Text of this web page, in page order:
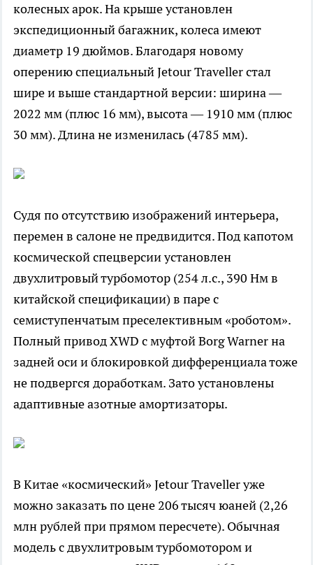
колесных арок. На крыше установлен
экспедиционный багажник, колеса имеют
диаметр 19 дюймов. Благодаря новому
оперению специальный Jetour Traveller стал
шире и выше стандартной версии: ширина —
2022 мм (плюс 16 мм), высота — 1910 мм (плюс
30 мм). Длина не изменилась (4785 мм).
Судя по отсутствию изображений интерьера,
перемен в салоне не предвидится. Под капотом
космической спецверсии установлен
двухлитровый турбомотор (254 л.с., 390 Нм в
китайской спецификации) в паре с
семиступенчатым преселективным «роботом».
Полный привод XWD с муфтой Borg Warner на
задней оси и блокировкой дифференциала тоже
не подвергся доработкам. Зато установлены
адаптивные азотные амортизаторы.
В Китае «космический» Jetour Traveller уже
можно заказать по цене 206 тысяч юаней (2,26
млн рублей при прямом пересчете). Обычная
модель с двухлитровым турбомотором и